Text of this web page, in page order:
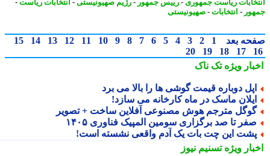
ریاست جمهوری- رییس جمهور-رژیم صهیونیستی-انتخابات ریاست-
-انتخابات-صهیونیستی
بعد 1
2
3
4
5
6
7
8
9
10
11
12
13
14
15
17
18
19
20
ویژهتک ناک
دوباره قیمت گوشی ها را بالا می برد
ماسک در ماه کارخانه می سازد!
مترجم هوش مصنوعی آفلاین ساخت + تصویر
تا صد برگزاری سومین المپیک فناوری ۱۴۰۵
این چت بات یک آدم واقعی نشسته است!
ویژهتسنیم نیوز